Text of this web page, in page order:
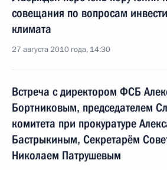
совещания по вопросам
климата
27 августа 2010 года, 14:30
Встреча с директором ФСБ
Бортниковым, председателем
комитета при прокуратуре
Бастрыкиным, Секретарём
Николаем Патрушевым